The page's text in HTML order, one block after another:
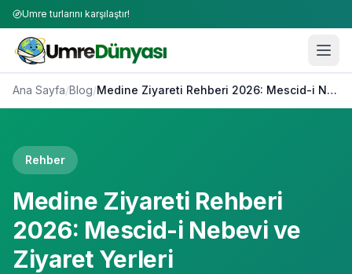
Umre turlarını karşılaştır!
Ana Sayfa/Blog/ Medine Ziyareti Rehberi 2026: Mescid-i Nebevi ve Ziyaret Yerleri
Rehber
Medine Ziyareti Rehberi
2026: Mescid-i Nebevi ve
Ziyaret Yerleri